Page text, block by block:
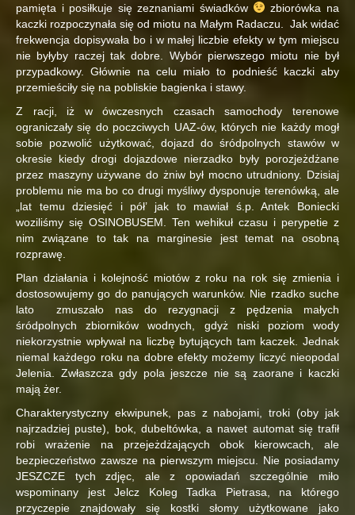
pamięta i posiłkuje się zeznaniami świadków
zbiorówka na
kaczki rozpoczynała się od miotu na Małym Radaczu. Jak widać
frekwencja dopisywała bo i w małej liczbie efekty w tym miejscu
nie byłyby raczej tak dobre. Wybór pierwszego miotu nie był
przypadkowy. Głównie na celu miało to podnieść kaczki aby
przemieściły się na pobliskie bagienka i stawy.
Z racji, iż w ówczesnych czasach samochody terenowe
ograniczały się do poczciwych UAZ-ów, których nie każdy mogł
sobie pozwolić użytkować, dojazd do śródpolnych stawów w
okresie kiedy drogi dojazdowe nierzadko były porozjeżdżane
przez maszyny używane do żniw był mocno utrudniony. Dzisiaj
problemu nie ma bo co drugi myśliwy dysponuje terenówką, ale
„lat temu dziesięć i pół’ jak to mawiał ś.p. Antek Boniecki
woziliśmy się OSINOBUSEM. Ten wehikuł czasu i perypetie z
nim związane to tak na marginesie jest temat na osobną
rozprawę.
Plan działania i kolejność miotów z roku na rok się zmienia i
dostosowujemy go do panujących warunków. Nie rzadko suche
lato zmuszało nas do rezygnacji z pędzenia małych
śródpolnych zbiorników wodnych, gdyż niski poziom wody
niekorzystnie wpływał na liczbę bytujących tam kaczek. Jednak
niemal każdego roku na dobre efekty możemy liczyć nieopodal
Jelenia. Zwłaszcza gdy pola jeszcze nie są zaorane i kaczki
mają żer.
Charakterystyczny ekwipunek, pas z nabojami, troki (oby jak
najrzadziej puste), bok, dubeltówka, a nawet automat się trafił
robi wrażenie na przejeżdżających obok kierowcach, ale
bezpieczeństwo zawsze na pierwszym miejscu. Nie posiadamy
JESZCZE tych zdjęc, ale z opowiadań szczególnie miło
wspominany jest Jelcz Koleg Tadka Pietrasa, na którego
przyczepie znajdowały się kostki słomy użytkowane jako